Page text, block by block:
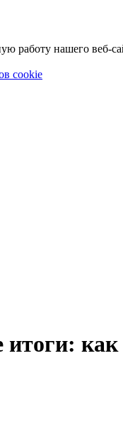
работу нашего веб-
cookie
итоги: